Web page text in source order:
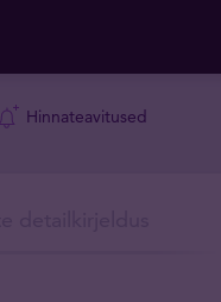
Hinnateavitused